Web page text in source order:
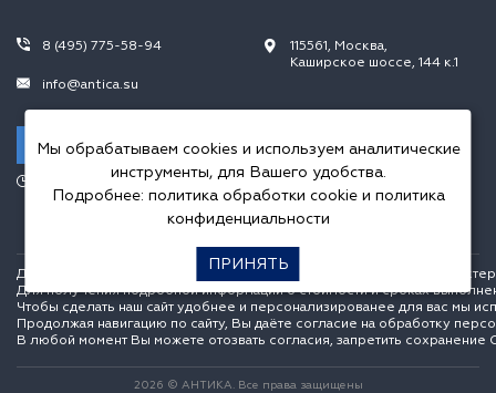
8 (495) 775-58-94
info@antica.su
Заказать звонок
115561, Москва,
Каширское шоссе, 144 к.1
Пн.-Пт. 10.00-20.00,
Сб.-Вс. 10.00-18.00
Данный интернет сайт носит исключительно информационный
Для получения подробной информации о стоимости и сроках
Чтобы сделать наш сайт удобнее и персонализированее для вас мы
Продолжая навигацию по сайту, Вы даёте согласие на обработку
В любой момент Вы можете отозвать согласия, запретить сохранение
2026 © АНТИКА. Все права защищены
Мы обрабатываем cookies и используем аналитические
инструменты, для Вашего удобства.
Подробнее: политика обработки cookieи политика
конфиденциальности
ПРИНЯТЬ